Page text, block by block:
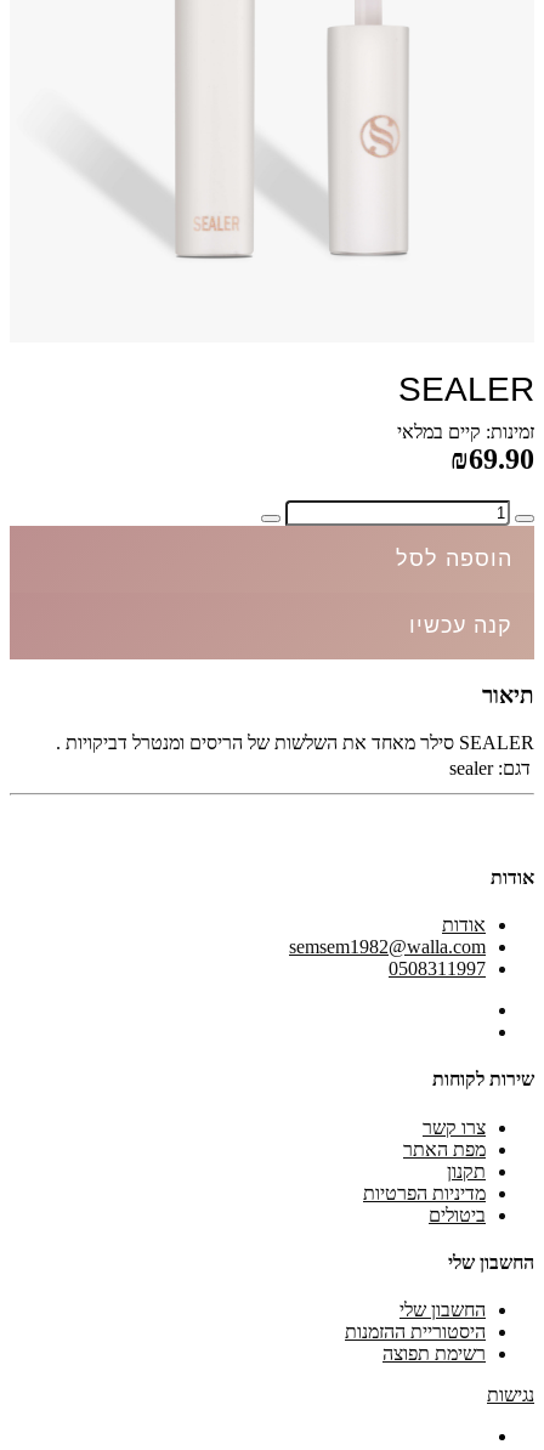
SEALER
זמינות: קיים במלאי
₪69.90
הוספה לסל
קנה עכשיו
תיאור
SEALER סילר מאחד את השלשות של הריסים ומנטרל דביקויות .
דגם: sealer
אודות
אודות
semsem1982@walla.com
0508311997
שירות לקוחות
צרו קשר
מפת האתר
תקנון
מדיניות הפרטיות
ביטולים
החשבון שלי
החשבון שלי
היסטוריית ההזמנות
רשימת תפוצה
נגישות